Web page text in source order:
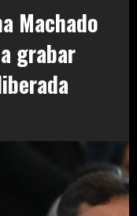
Machado
grabar